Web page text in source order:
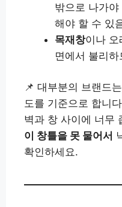
밖으로 나가
해야 할 수 있
목재창이나 오
면에서 불리하
📌 대부분의 브랜드
도를 기준으로 합니
벽과 창 사이에 너무
이 창틀을 못 물어서
확인하세요.